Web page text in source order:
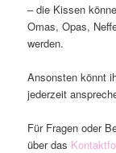
– die Kissen
Omas, Opas,
werden.
Ansonsten könnt
jederzeit
Für Fragen oder
über das